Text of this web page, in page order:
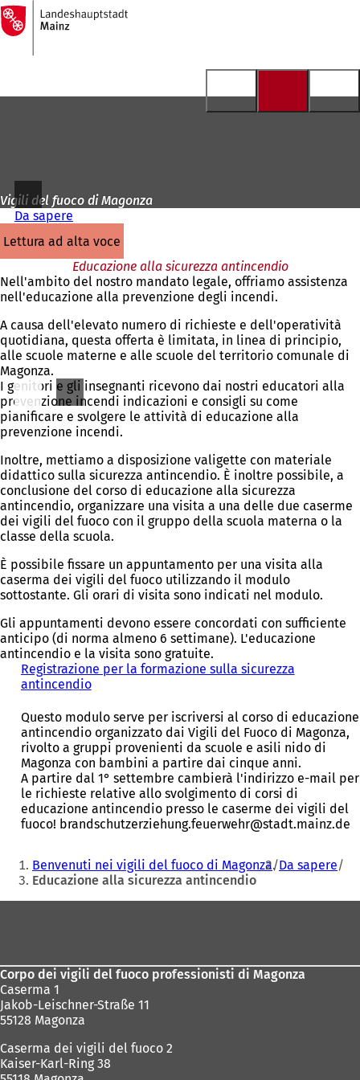
Vai al contenuto
Alla
pagina
iniziale
Vigili del fuoco di Magonza
Da sapere
lettura ad alta voce
Educazione alla sicurezza antincendio
Nell'ambito del nostro mandato legale, offriamo assistenza
nell'educazione alla prevenzione degli incendi.
A causa dell'elevato numero di richieste e dell'operatività
quotidiana, questa offerta è limitata, in linea di principio,
alle scuole materne e alle scuole del territorio comunale di
Magonza.
I genitori e gli insegnanti ricevono dai nostri educatori alla
prevenzione incendi indicazioni e consigli su come
pianificare e svolgere le attività di educazione alla
prevenzione incendi.
Inoltre, mettiamo a disposizione valigette con materiale
didattico sulla sicurezza antincendio. È inoltre possibile, a
conclusione del corso di educazione alla sicurezza
antincendio, organizzare una visita a una delle due caserme
dei vigili del fuoco con il gruppo della scuola materna o la
classe della scuola.
È possibile fissare un appuntamento per una visita alla
caserma dei vigili del fuoco utilizzando il modulo
sottostante. Gli orari di visita sono indicati nel modulo.
Gli appuntamenti devono essere concordati con sufficiente
anticipo (di norma almeno 6 settimane). L'educazione
antincendio e la visita sono gratuite.
Registrazione per la formazione sulla sicurezza
antincendio(
i
a
p
r
e
i
n
u
n
u
o
h
d
Questo modulo serve per iscriversi al corso di educazione
antincendio organizzato dai Vigili del Fuoco di Magonza,
rivolto a gruppi provenienti da scuole e asili nido di
Magonza con bambini a partire dai cinque anni.
A partire dal 1° settembre cambierà l'indirizzo e-mail per
le richieste relative allo svolgimento di corsi di
educazione antincendio presso le caserme dei vigili del
fuoco! brandschutzerziehung.feuerwehr@stadt.mainz.de
Siete
qui:
Benvenuti nei vigili del fuoco di Magonza Da sapere
Educazione alla sicurezza antincendio
Corpo dei vigili del fuoco professionisti di Magonza
Caserma 1
Jakob-Leischner-Straße 11
55128 Magonza
Caserma dei vigili del fuoco 2
Kaiser-Karl-Ring 38